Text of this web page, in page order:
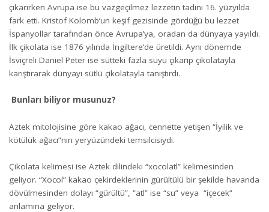
çıkarırken Avrupa ise bu vazgeçilmez lezzetin tadını 16. yüzyılda
fark etti. Kristof Kolomb’un keşif gezisinde gördüğü bu lezzet
İspanyollar tarafından önce Avrupa’ya, oradan da dünyaya yayıldı.
İlk çikolata ise 1876 yılında İngiltere’de üretildi. Aynı dönemde
İsviçreli Daniel Peter ise sütteki fazla suyu çıkarıp çikolatayla
karıştırarak dünyayı sütlü çikolatayla tanıştırdı.
Bunları biliyor musunuz?
Aztek mitolojisine göre kakao ağacı, cennette yetişen “İyilik ve
kötülük ağacı”nın yeryüzündeki temsilcisiydi.
Çikolata kelimesi ise Aztek dilindeki “xocolatl” kelimesinden
geliyor. “Xocol” kakao çekirdeklerinin gürültülü bir şekilde havanda
dövülmesinden dolayı “gürültü”, “atl” ise “su” veya “içecek”
anlamına geliyor.